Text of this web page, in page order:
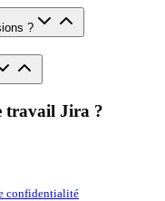
?
travail Jira ?
confidentialité